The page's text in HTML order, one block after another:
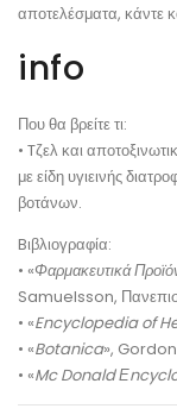
αποτελέσματα, κάντε
info
Που θα βρείτε τι:
• Tζελ και
με είδη υγιεινής
βοτάνων.
Bιβλιογραφία:
• «Φαρμακευτικά
Samuelsson,
• «Encyclopedia of
• «Botanica»,
• «Mc Donald